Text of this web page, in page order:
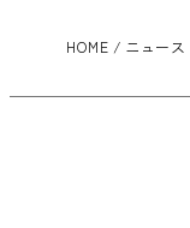
HOME ニュース